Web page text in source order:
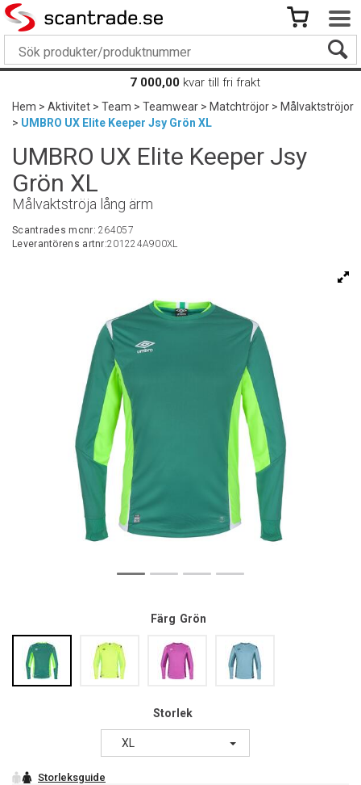
7 000,00 kvar till fri frakt
Hem>Aktivitet>Team>Teamwear>Matchtröjor>Målvaktströjor
>UMBRO UX Elite Keeper Jsy Grön XL
UMBRO UX Elite Keeper Jsy
Grön XL
Målvaktströja lång ärm
Scantrades mcnr:264057
Leverantörens artnr:201224A900XL
Färg Grön
Storlek
XL